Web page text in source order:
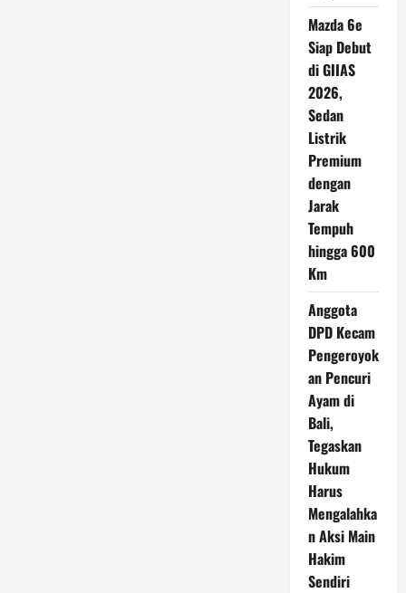
Mazda 6e
Siap Debut
di GIIAS
2026,
Sedan
Listrik
Premium
dengan
Jarak
Tempuh
hingga 600
Km
Anggota
DPD Kecam
Pengeroyok
an Pencuri
Ayam di
Bali,
Tegaskan
Hukum
Harus
Mengalahka
n Aksi Main
Hakim
Sendiri